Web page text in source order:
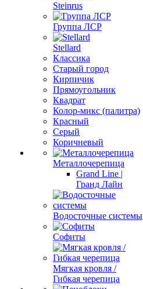
Steinrus
Группа ЛСР
Stellard
Классика
Старый город
Кирпичик
Прямоугольник
Квадрат
Колор-микс (палитра)
Красный
Серый
Коричневый
Металлочерепица
Grand Line |
Гранд Лайн
Водосточные системы
Софиты
Мягкая кровля /
Гибкая черепица